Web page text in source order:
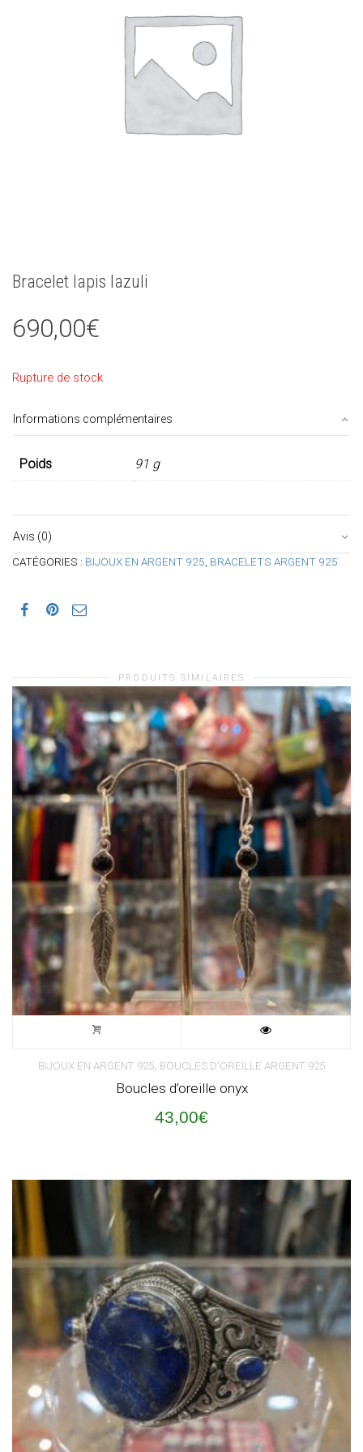
Bracelet lapis lazuli
690,00€
Rupture de stock
Informations complémentaires
Poids 91 g
Avis (0)
CATÉGORIES : BIJOUX EN ARGENT 925 BRACELETS ARGENT 925
PRODUITS SIMILAIRES
BIJOUX EN ARGENT 925, BOUCLES D'OREILLE ARGENT 925
Boucles d’oreille onyx
43,00€